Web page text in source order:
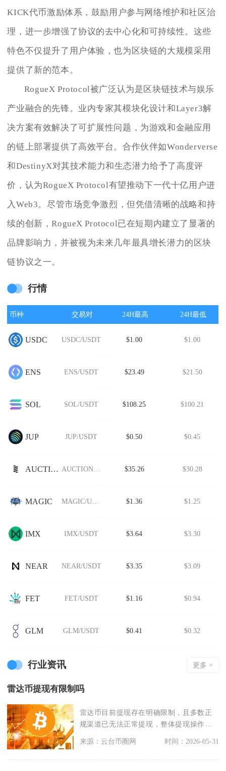
KICK代币激励体系，鼓励用户参与网络维护和社区治
理，进一步增强了协议的去中心化和可持续性。这些
特色不仅提升了用户体验，也为区块链的大规模采用
提供了新的范本。
RogueX Protocol被广泛认为是区块链技术与娱乐
产业融合的先锋。业内专家其模块化设计和Layer3解
决方案有效解决了可扩展性问题，为游戏和金融应用
的链上部署提供了高效平台。合作伙伴如Wonderverse
和DestinyX对其技术能力和生态潜力给予了高度评
价，认为RogueX Protocol有望推动下一代十亿用户进
入Web3。尽管市场竞争激烈，但凭借清晰的战略和持
续的创新，RogueX Protocol已在短期内建立了显著的
品牌影响力，并被视为未来几年最具增长潜力的区块
链协议之一。
行情
币种 交易对 24H最高 24H最低
USDC USDC/USDT $1.00 $1.00
ENS ENS/USDT $23.49 $21.50
SOL SOL/USDT $108.25 $100.21
JUP JUP/USDT $0.50 $0.45
AUCTION AUCTION/USDT $35.26 $30.28
MAGIC MAGIC/USDT $1.36 $1.25
IMX IMX/USDT $3.64 $3.30
NEAR NEAR/USDT $3.35 $3.09
FET FET/USDT $1.16 $0.94
GLM GLM/USDT $0.41 $0.32
行业资讯 更多 +
雷达币提现有限制吗
雷达币目前提现存在明确限制，且多数正
规渠道已无法正常提现，整体提现操作面
来源：云台币圈网 时间：2026-05-31